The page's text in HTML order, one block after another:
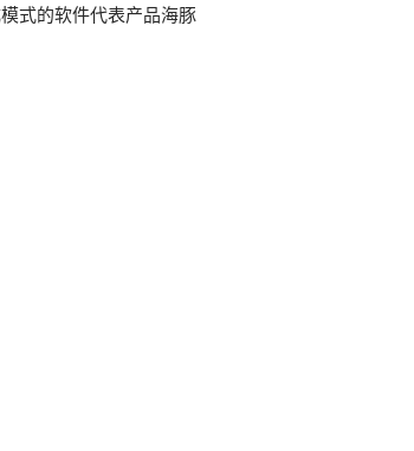
式的软件代表产品海豚